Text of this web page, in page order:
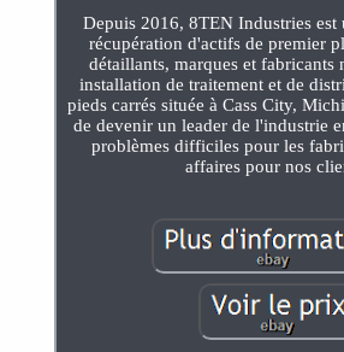
Depuis 2016, 8TEN Industries est
récupération d'actifs de premier
détaillants, marques et fabricants
installation de traitement et de
pieds carrés située à Cass City,
de devenir un leader de l'industrie
problèmes difficiles pour les
affaires pour nos